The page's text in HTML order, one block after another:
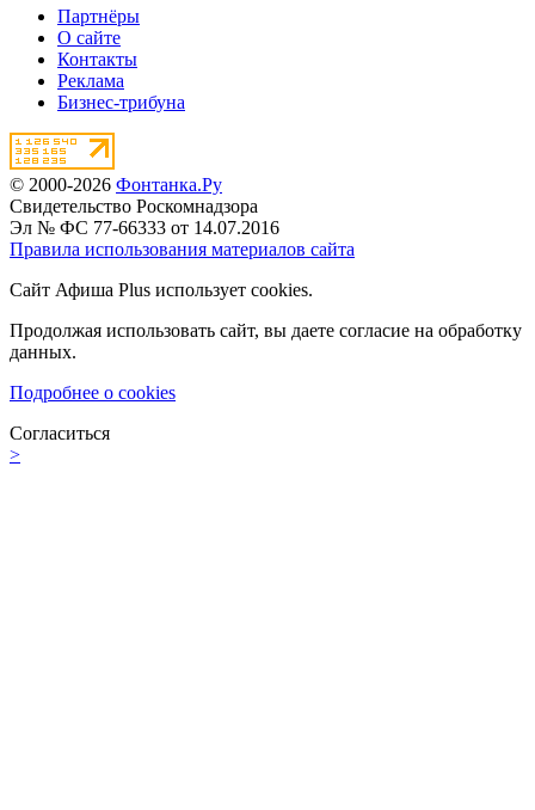
Партнёры
О сайте
Контакты
Реклама
Бизнес-трибуна
© 2000-2026 Фонтанка.Ру
Свидетельство Роскомнадзора
Эл № ФС 77-66333 от 14.07.2016
Правила использования материалов сайта
Сайт Афиша Plus использует cookies.
Продолжая использовать сайт, вы даете согласие на обработку
данных.
Подробнее о cookies
Согласиться
>